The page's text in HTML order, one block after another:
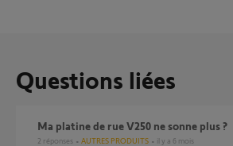
Questions liées
Ma platine de rue V250 ne sonne plus ?
2 réponses AUTRES PRODUITS il y a 6 mois